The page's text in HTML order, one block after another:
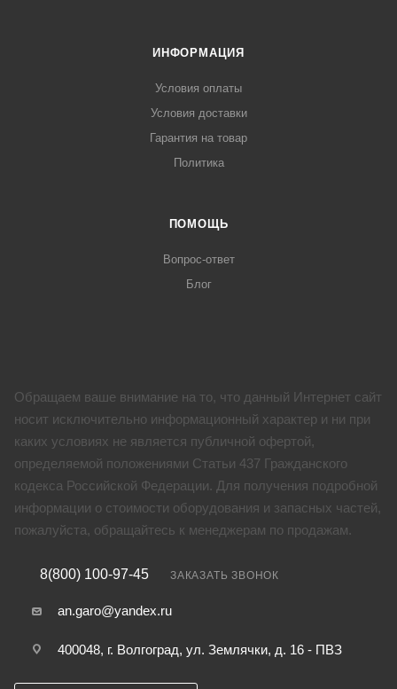
ИНФОРМАЦИЯ
Условия оплаты
Условия доставки
Гарантия на товар
Политика
ПОМОЩЬ
Вопрос-ответ
Блог
Обращаем ваше внимание на то, что данный Интернет сайт
носит исключительно информационный характер и ни при
каких условиях не является публичной офертой,
определяемой положениями Статьи 437 Гражданского
кодекса Российской Федерации. Для получения подробной
информации о стоимости оборудования и запасных частей,
пожалуйста, обращайтесь к менеджерам по продажам.
8(800) 100-97-45 ЗАКАЗАТЬ ЗВОНОК
an.garo@yandex.ru
400048, г. Волгоград, ул. Землячки, д. 16 - ПВЗ